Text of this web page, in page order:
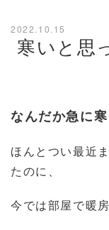
2022.10.15
寒いと思
なんだか急に
ほんとつい最近
たのに、
今では部屋で暖